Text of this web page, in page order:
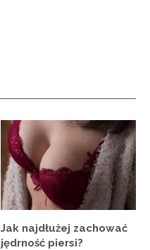
Jak najdłużej zachować
jędrność piersi?